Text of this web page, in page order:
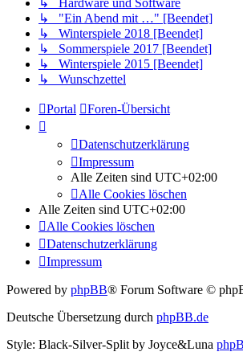
↳ Hardware und Software
↳ "Ein Abend mit …" [Beendet]
↳ Winterspiele 2018 [Beendet]
↳ Sommerspiele 2017 [Beendet]
↳ Winterspiele 2015 [Beendet]
↳ Wunschzettel
Portal Foren-Übersicht
Datenschutzerklärung
Impressum
Alle Zeiten sind UTC+02:00
Alle Cookies löschen
Alle Zeiten sind UTC+02:00
Alle Cookies löschen
Datenschutzerklärung
Impressum
Powered by phpBB® Forum Software ©
Deutsche Übersetzung durch phpBB.de
Style: Black-Silver-Split by Joyce&Luna